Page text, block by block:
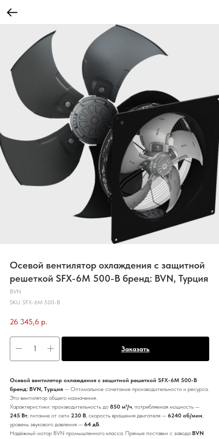
Осевой вентилятор охлаждения с защитной
решеткой SFX-6M 500-B бренд: BVN, Турция
BVN
SKU: SFX-6M 500-B
26 345,6 р.
Заказать
Осевой вентилятор охлаждения с защитной решеткой SFX-6M 500-B
бренд: BVN, Турция — Оптимальное сочетание производительности и ресурса.
Это вентилятор общего назначения.
Характеристики: производительность до 850 м³/ч, потребляемая мощность —
245 Вт, питание от сети 230 В, скорость вращения двигателя — 6240 об/мин,
уровень звукового давления — 64 дБ.
Надёжный мотор BVN промышленного класса. Прямые поставки с завода BVN